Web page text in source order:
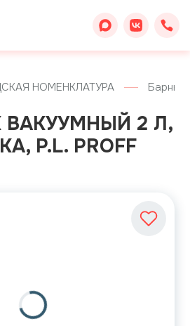
НОМЕНКЛАТУРА Барные
2 Л,
P.L. PROFF